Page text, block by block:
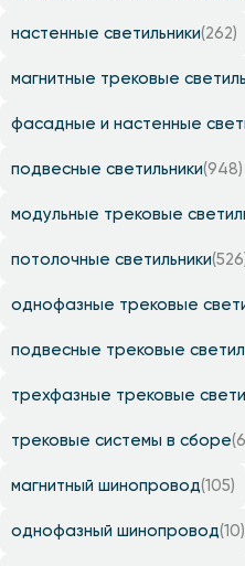
настенные светильники(262)
магнитные трековые
фасадные и настенные
подвесные светильники(948)
модульные трековые
потолочные светильники
однофазные трековые
подвесные трековые
трехфазные трековые
трековые системы в сборе
магнитный шинопровод(105)
однофазный шинопровод(10)